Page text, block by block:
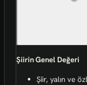
Şiirin Genel Değeri
Şiir, yalın ve